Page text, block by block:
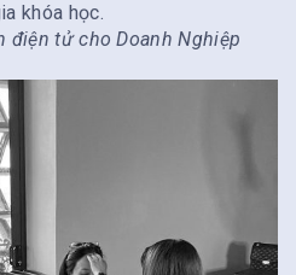
khóa học.
điện tử cho Doanh Nghiệp